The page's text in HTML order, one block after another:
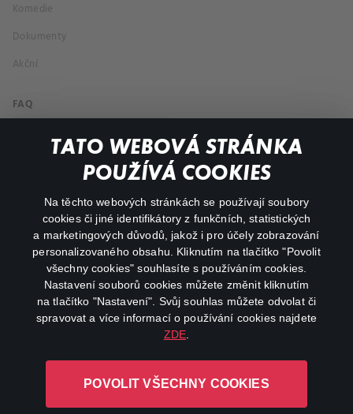
TATO WEBOVÁ STRÁNKA
POUŽÍVÁ COOKIES
Na těchto webových stránkách se používají soubory
cookies či jiné identifikátory z funkčních, statistických
a marketingových důvodů, jakož i pro účely zobrazování
personalizovaného obsahu. Kliknutím na tlačítko "Povolit
všechny cookies" souhlasíte s používáním cookies.
Nastavení souborů cookies můžete změnit kliknutím
na tlačítko "Nastavení". Svůj souhlas můžete odvolat či
spravovat a více informací o používání cookies najdete
ZDE
POVOLIT VŠECHNY COOKIES
Komedie
Dokumenty
Akční
FAQ
Můj účet
Důležité odkazy
facebookinstagram
youtube
L-1246 Luxembourg R.C.S.